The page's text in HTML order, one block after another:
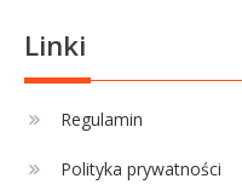
Linki
Regulamin
Polityka prywatności